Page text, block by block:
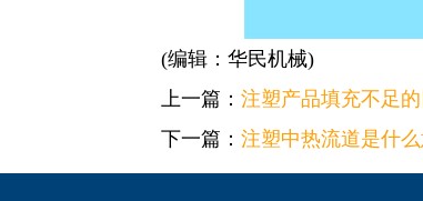
(编辑：华民机械)
上一篇： 注塑产品填充不足的
下一篇： 注塑中热流道是什